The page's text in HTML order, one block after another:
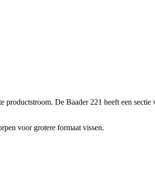
De Baader 221 heeft een
voor grotere formaat vissen.